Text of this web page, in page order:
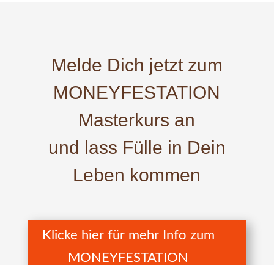
Melde Dich jetzt zum
MONEYFESTATION
Masterkurs an
und lass Fülle in Dein
Leben kommen
Klicke hier für mehr Info zum
MONEYFESTATION